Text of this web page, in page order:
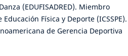
(EDUFISADRED). Miembro
Física y Deporte (ICSSPE).
de Gerencia Deportiva